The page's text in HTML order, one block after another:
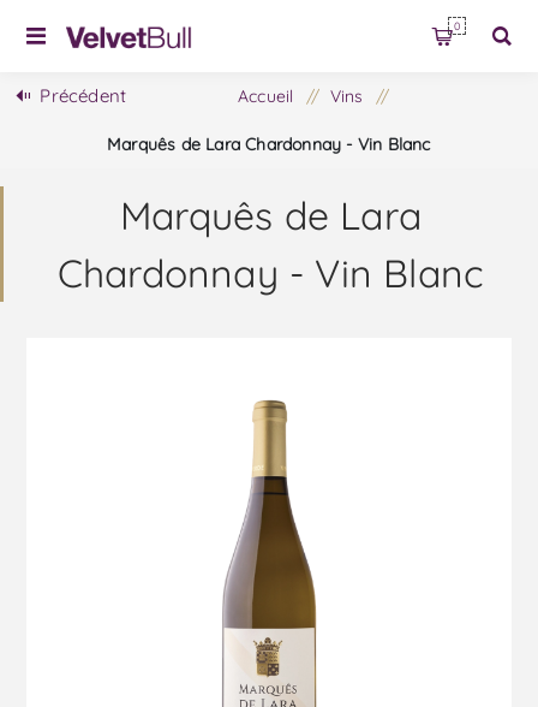
0
Précédent Accueil / Vins /
Marquês de Lara Chardonnay - Vin Blanc
Marquês de Lara
Chardonnay - Vin Blanc